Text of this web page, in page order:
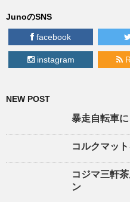
JunoのSNS
facebook
instagram
NEW POST
暴走自転車に
コルクマッ
コジマ三軒
ン